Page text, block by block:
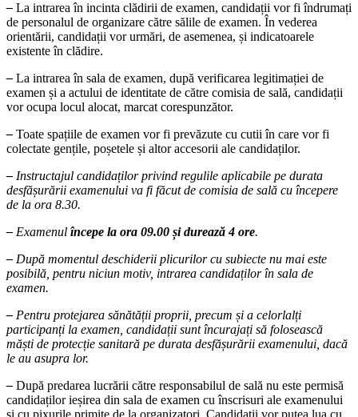
– La intrarea în incinta clădirii de examen, candidații vor fi îndrumați
de personalul de organizare către sălile de examen. În vederea
orientării, candidații vor urmări, de asemenea, și indicatoarele
existente în clădire.
– La intrarea în sala de examen, după verificarea legitimației de
examen și a actului de identitate de către comisia de sală, candidații
vor ocupa locul alocat, marcat corespunzător.
– Toate spațiile de examen vor fi prevăzute cu cutii în care vor fi
colectate gențile, poșetele și altor accesorii ale candidaților.
– Instructajul candidaților privind regulile aplicabile pe durata
desfășurării examenului va fi făcut de comisia de sală cu începere
de la ora 8.30.
– Examenul începe la ora 09.00 și durează 4 ore.
– După momentul deschiderii plicurilor cu subiecte nu mai este
posibilă, pentru niciun motiv, intrarea candidaților în sala de
examen.
– Pentru protejarea sănătății proprii, precum și a celorlalți
participanți la examen, candidații sunt încurajați să folosească
măști de protecție sanitară pe durata desfășurării examenului, dacă
le au asupra lor.
– După predarea lucrării către responsabilul de sală nu este permisă
candidaților ieșirea din sala de examen cu înscrisuri ale examenului